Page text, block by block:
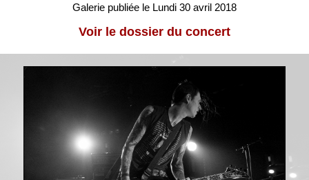
Galerie publiée le Lundi 30 avril 2018
Voir le dossier du concert